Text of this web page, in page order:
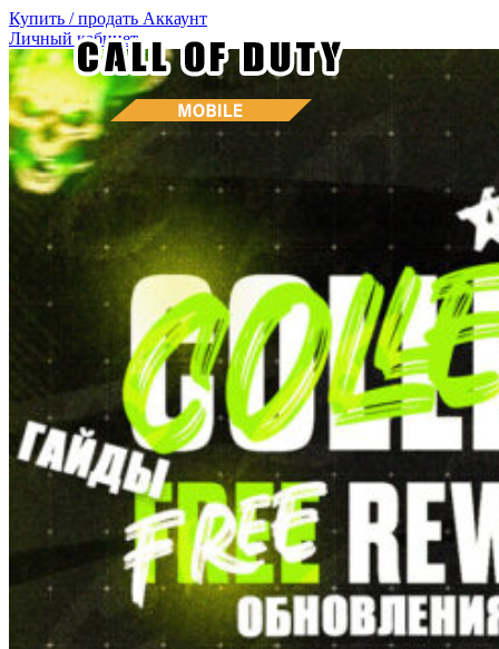
Купить / продать Аккаунт
Личный кабинет